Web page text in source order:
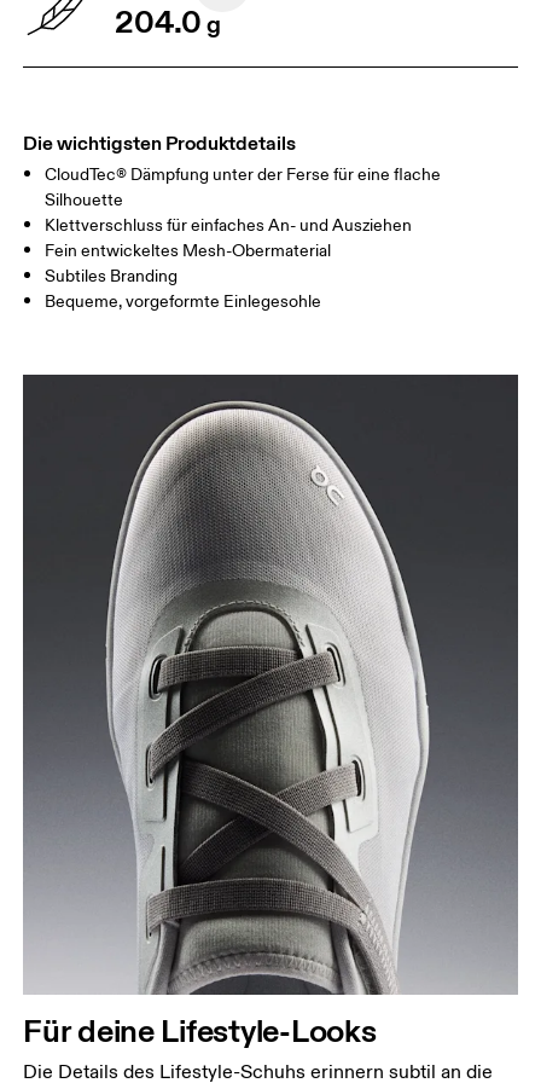
204.0g
Die wichtigsten Produktdetails
CloudTec® Dämpfung unter der Ferse für eine flache
Silhouette
Klettverschluss für einfaches An- und Ausziehen
Fein entwickeltes Mesh-Obermaterial
Subtiles Branding
Bequeme, vorgeformte Einlegesohle
Für deine Lifestyle-Looks
Die Details des Lifestyle-Schuhs erinnern subtil an die